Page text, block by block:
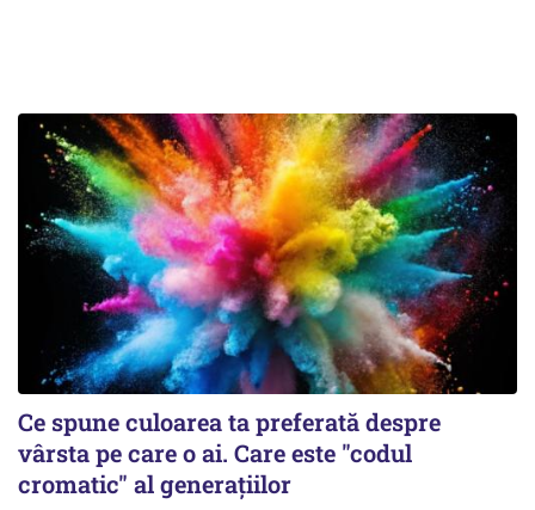
Ce spune culoarea ta preferată despre
vârsta pe care o ai. Care este "codul
cromatic" al generațiilor